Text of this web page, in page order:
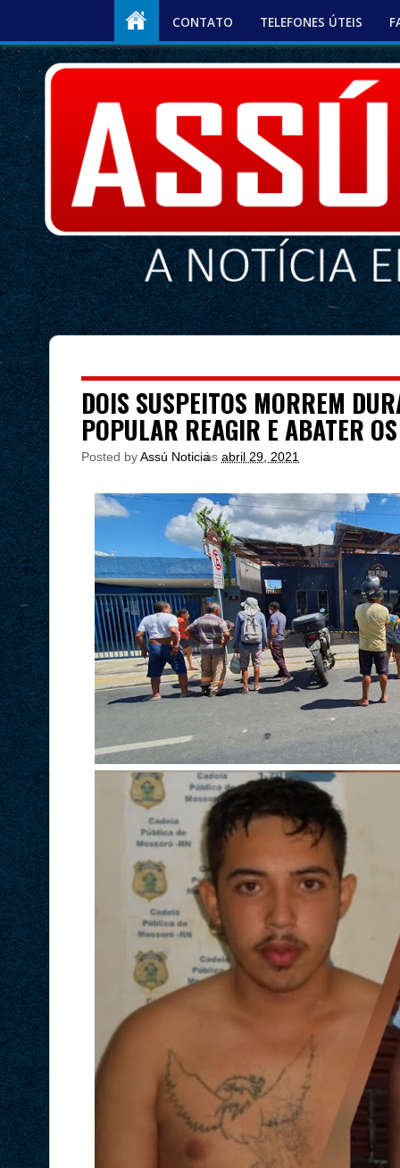
CONTATO TELEFONES ÚTEIS
DOIS SUSPEITOS MORREM
POPULAR REAGIR E ABATER
Posted byAssú Noticia
às abril 29, 2021